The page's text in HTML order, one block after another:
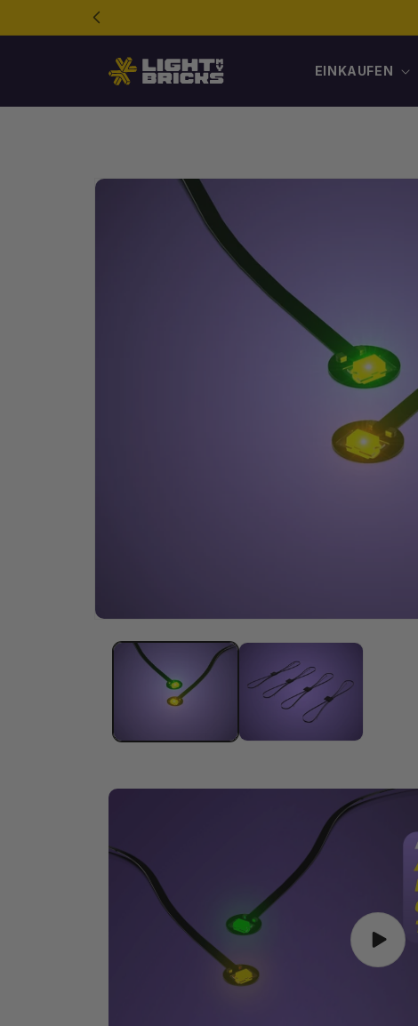
Inhalt
EINKAUFEN
Zur
Produktinformation